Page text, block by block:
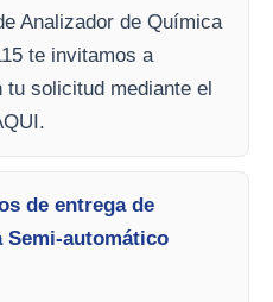
Analizador de Química
te invitamos a
solicitud mediante el
de entrega de
Semi-automático